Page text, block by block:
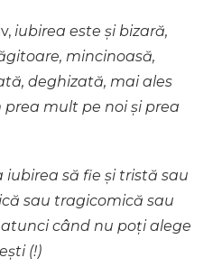
iubirea este și bizară,
mincinoasă,
deghizată, mai ales
mult pe noi și prea
să fie și tristă sau
sau tragicomică sau
când nu poți alege
(!)